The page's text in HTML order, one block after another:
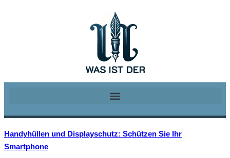
Handyhüllen und Displayschutz: Schützen Sie Ihr
Smartphone